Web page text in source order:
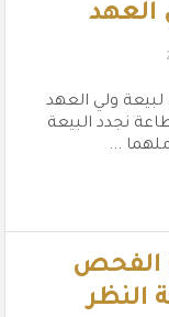
العهد
لبيعة ولي العهد
نجدد البيعة
...
الفحص
النظر